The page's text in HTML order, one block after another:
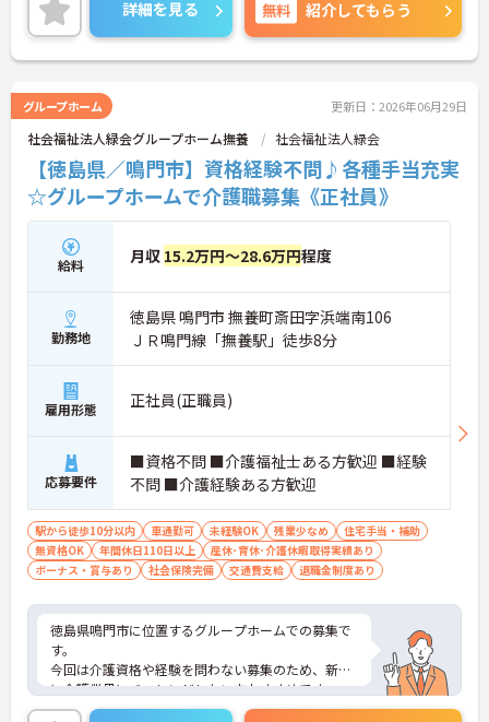
ご興味のある方には、面接対策ポイントなど、さら
に詳細をお話しいたしますのでお気軽にご相談くだ
さい！
詳細を見る 無料 紹介してもらう
グループホーム 更新日：2026年06月29日
社会福祉法人緑会グループホーム撫養 社会福祉法人緑会
【徳島県／鳴門市】資格経験不問♪各種手当充実
☆グループホームで介護職募集《正社員》
給料 月収 15.2万円～28.6万円程度
勤務地
徳島県 鳴門市 撫養町斎田字浜端南106
ＪＲ鳴門線「撫養駅」徒歩8分
雇用形態 正社員(正職員)
応募要件
■資格不問 ■介護福祉士ある方歓迎 ■経験
不問 ■介護経験ある方歓迎
駅から徒歩10分以内 車通勤可 未経験OK 残業少なめ
住宅手当・補助
無資格OK
年間休日110日以上
産休･育休･介護休暇取得実績あり
ボーナス・賞与あり
社会保険完備 交通費支給 退職金制度あり
徳島県鳴門市に位置するグループホームでの募集で
す。
今回は介護資格や経験を問わない募集のため、新た
に介護業界にチャレンジしたい方おすすめです。
ご興味のある方は、ご面接のポイントをお伝えしま